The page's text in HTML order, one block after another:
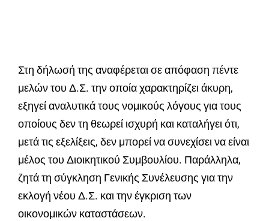
Στη δήλωσή της αναφέρεται σε απόφαση πέντε
μελών του Δ.Σ. την οποία χαρακτηρίζει άκυρη,
εξηγεί αναλυτικά τους νομικούς λόγους για τους
οποίους δεν τη θεωρεί ισχυρή και καταλήγει ότι,
μετά τις εξελίξεις, δεν μπορεί να συνεχίσει να είναι
μέλος του Διοικητικού Συμβουλίου. Παράλληλα,
ζητά τη σύγκληση Γενικής Συνέλευσης για την
εκλογή νέου Δ.Σ. και την έγκριση των
οικονομικών καταστάσεων.